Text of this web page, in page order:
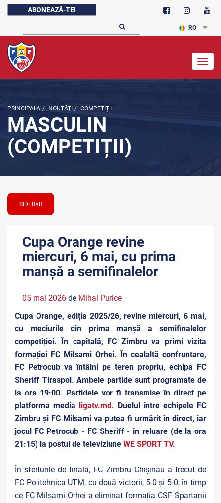
ABONEAZĂ-TE!
RO
PRINCIPALA / NOUTĂŢI / COMPETIȚII
MASCULIN
(COMPETIȚII)
SIDEBAR
Cupa Orange revine
miercuri, 6 mai, cu prima
manșă a semifinalelor
05 mai 2026 de Mihai Purice
Cupa Orange, ediția 2025/26, revine miercuri, 6 mai,
cu meciurile din prima manșă a semifinalelor
competiției. În capitală, FC Zimbru va primi vizita
formației FC Milsami Orhei. În cealaltă confruntare,
FC Petrocub va întâlni pe teren propriu, echipa FC
Sheriff Tiraspol. Ambele partide sunt programate de
la ora 19:00. Partidele vor fi transmise în direct pe
platforma media ligatv.md. Duelul între echipele FC
Zimbru și FC Milsami va putea fi urmărit în direct, iar
jocul FC Petrocub - FC Sheriff - în reluare (de la ora
21:15) la postul de televiziune WE SPORT TV.
În sferturile de finală, FC Zimbru Chișinău a trecut de
FC Politehnica UTM, cu două victorii, 5-0 și 5-0, în timp
ce FC Milsami Orhei a eliminat formația CSF Spartanii